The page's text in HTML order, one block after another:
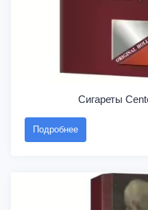
Сигареты
Подробнее